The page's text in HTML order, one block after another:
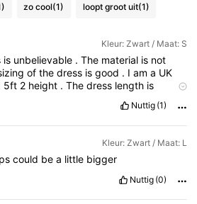
3M Volgers
3M Volgers
3M Volgers
zo cool(1) loopt groot uit(1)
Kleur: Zwart / Maat: S
is unbelievable .The material is not
ofthedress isgood . Iama UK
5ft 2 height .Thedress length is
wardrobeespecially
Nuttig (1)
Kleur: Zwart / Maat: L
could bea little bigger
Nuttig (0)